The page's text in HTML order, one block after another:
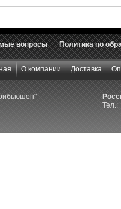
вопросы Политика по
О компании Доставка
Тел.: